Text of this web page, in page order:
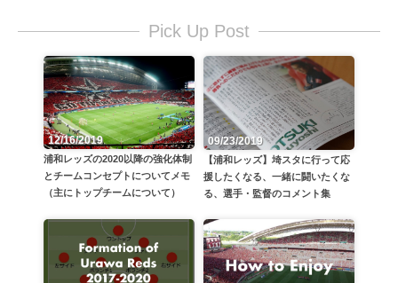
Pick Up Post
12/16/2019
浦和レッズの2020以降の強化体制
とチームコンセプトについてメモ
（主にトップチームについて）
09/23/2019
【浦和レッズ】埼スタに行って応
援したくなる、一緒に闘いたくな
る、選手・監督のコメント集